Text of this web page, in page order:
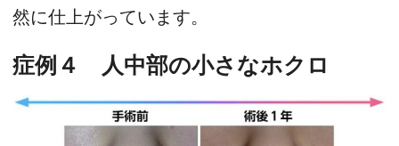
然に仕上がっています。
症例４ 人中部の小さなホクロ